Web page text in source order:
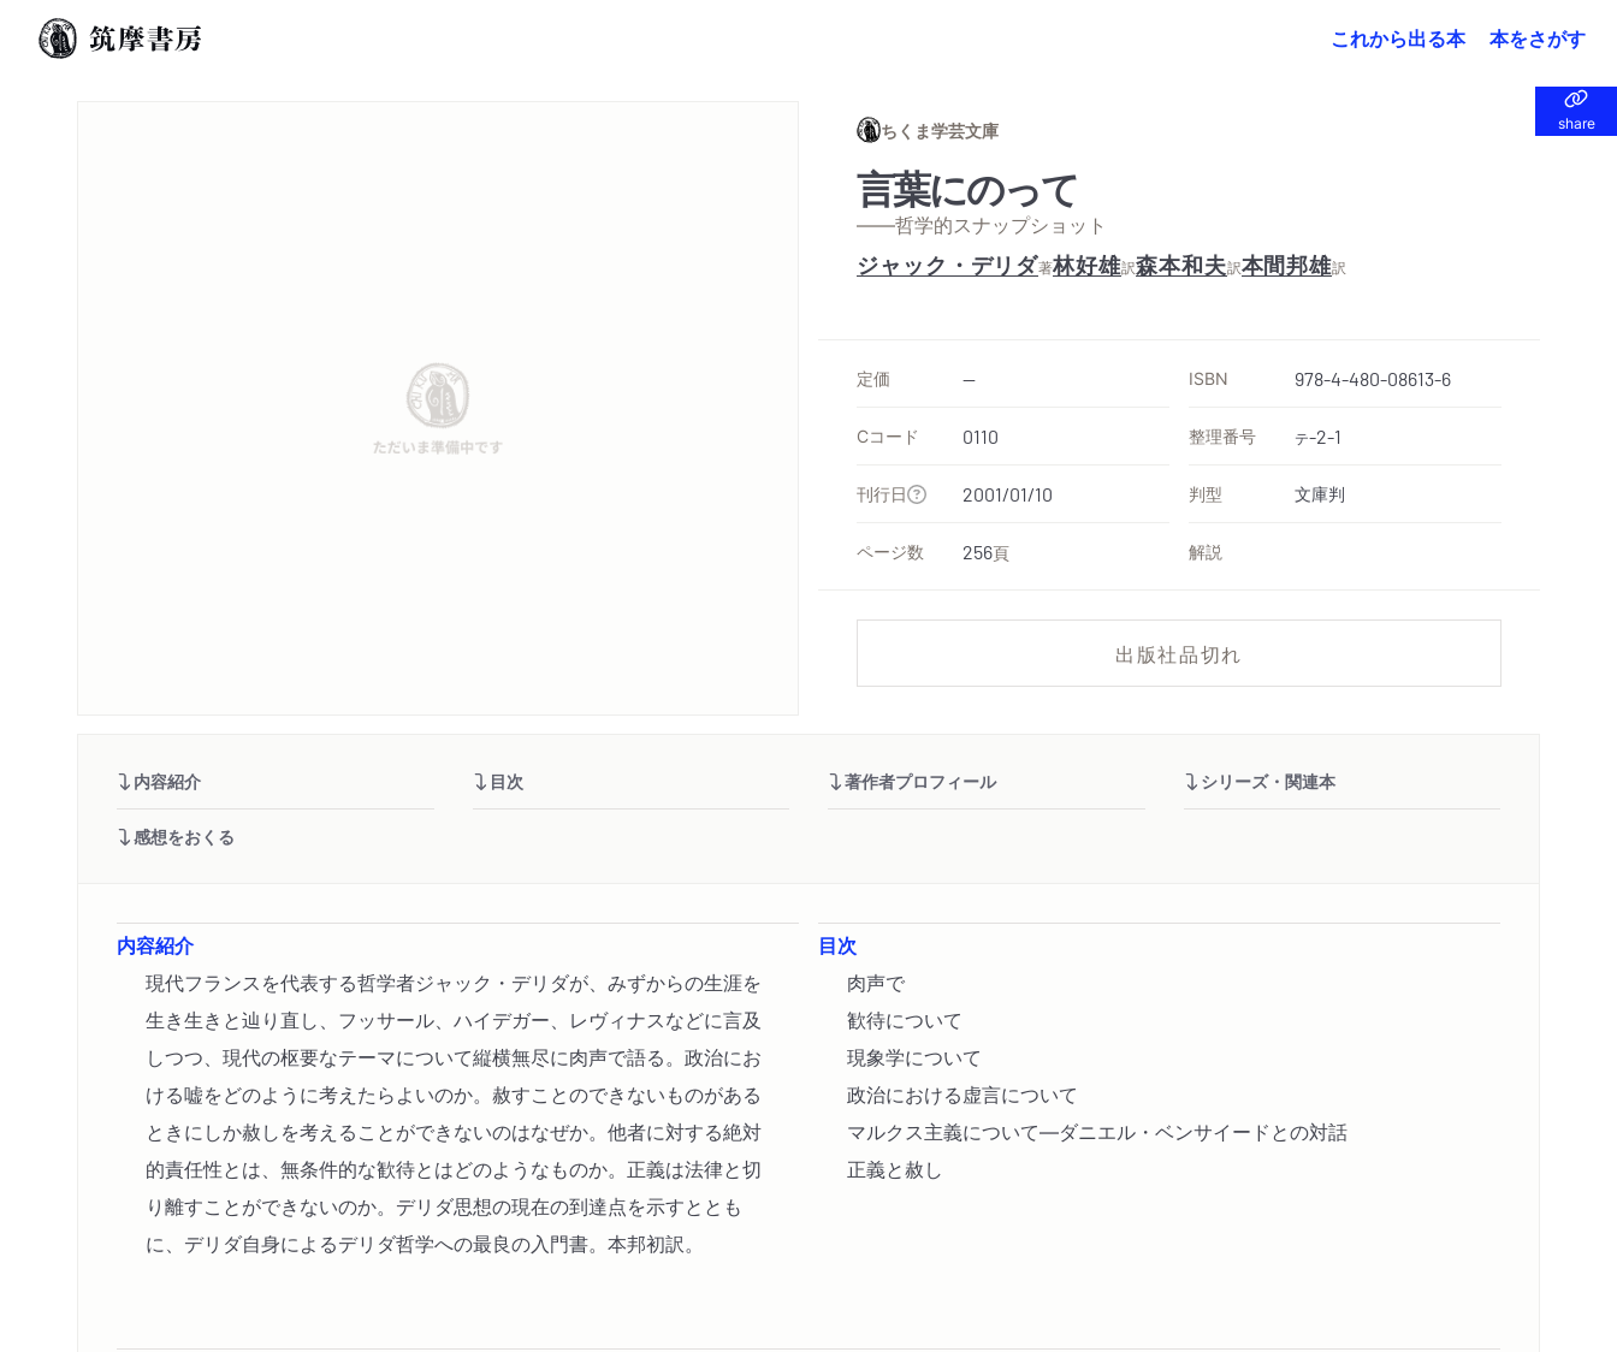
これから出る本 本をさがす
share
share
ちくま学芸文庫
言葉にのって
——哲学的スナップショット
ジャック・デリダ著林好雄訳森本和夫訳本間邦雄訳
定価 -- ISBN 978-4-480-08613-6
Cコード 0110 整理番号 テ-2-1
刊行日 2001/01/10 判型 文庫判
ページ数 256頁 解説
出版社品切れ
内容紹介 目次 著作者プロフィール シリーズ・関連本
感想をおくる
内容紹介
現代フランスを代表する哲学者ジャック・デリダが、みずからの生涯を
生き生きと辿り直し、フッサール、ハイデガー、レヴィナスなどに言及
しつつ、現代の枢要なテーマについて縦横無尽に肉声で語る。政治にお
ける嘘をどのように考えたらよいのか。赦すことのできないものがある
ときにしか赦しを考えることができないのはなぜか。他者に対する絶対
的責任性とは、無条件的な歓待とはどのようなものか。正義は法律と切
り離すことができないのか。デリダ思想の現在の到達点を示すととも
に、デリダ自身によるデリダ哲学への最良の入門書。本邦初訳。
目次
肉声で
歓待について
現象学について
政治における虚言について
マルクス主義について―ダニエル・ベンサイードとの対話
正義と赦し